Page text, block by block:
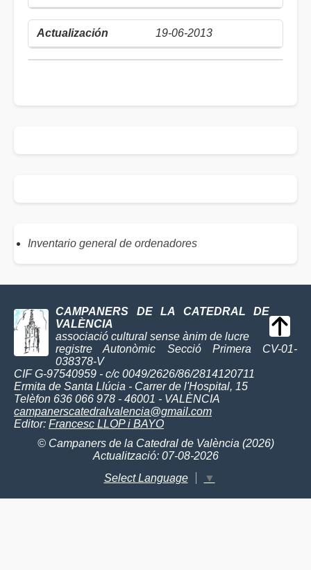
19-06-2013
Inventario general de ordenadores
CAMPANERS DE LA CATEDRAL DE
VALÈNCIA
associació cultural sense ànim de lucre
registre Autonòmic Secció Primera CV-01-
038378-V
CIF G-97540959 - c/c 0049/2626/86/2814120711
Ermita de Santa Llúcia - Carrer de l'Hospital, 15
Telèfon 636 066 978 - 46001 - VALÈNCIA
campanerscatedralvalencia@gmail.com
Editor: Francesc LLOP i BAYO
© Campaners de la Catedral de València (2026)
Actualització: 07-08-2026
Select Language
▼